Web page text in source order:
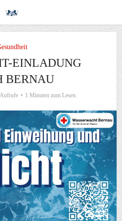
EINLADUNG
BERNAU
1 Minuten zum Lesen